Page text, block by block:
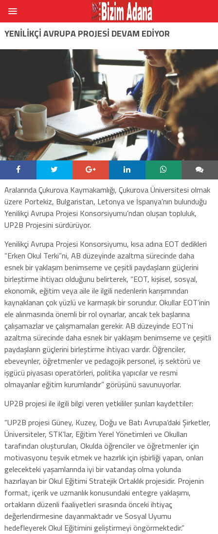
YENİLİKÇİ AVRUPA PROJESİ DEVAM EDİYOR
Aralarında Çukurova Kaymakamlığı, Çukurova Üniversitesi olmak
üzere Portekiz, Bulgaristan, Letonya ve İspanya’nın bulunduğu
Yenilikçi Avrupa Projesi Konsorsiyumu’ndan oluşan topluluk,
UP2B Projesini sürdürüyor.
Yenilikçi Avrupa Projesi Konsorsiyumu, kısa adına EOT dedikleri
“Erken Okul Terki”ni, AB düzeyinde azaltma sürecinde daha
esnek bir yaklaşım benimseme ve çeşitli paydaşların güçlerini
birleştirme ihtiyacı olduğunu belirterek, “EOT, kişisel, sosyal,
ekonomik, eğitim veya aile ile ilgili nedenlerin karışımından
kaynaklanan çok yüzlü ve karmaşık bir sorundur. Okullar EOT’inin
ele alınmasında önemli bir rol oynarlar, ancak tek başlarına
çalışamazlar ve çalışmamaları gerekir. AB düzeyinde EOT’ni
azaltma sürecinde daha esnek bir yaklaşım benimseme ve çeşitli
paydaşların güçlerini birleştirme ihtiyacı vardır. Öğrenciler,
ebeveynler, öğretmenler ve pedagojik personel, iş sektörü ve
işgücü piyasası operatörleri, politika yapıcılar ve resmi
olmayanlar eğitim kurumlarıdır” görüşünü savunuyorlar.
UP2B projesi ile ilgili bilgi veren yetkililer şunları kaydettiler:
“UP2B projesi Güney, Kuzey, Doğu ve Batı Avrupa’daki Şirketler,
Üniversiteler, STK’lar, Eğitim Yerel Yönetimleri ve Okulları
tarafından oluşturulan, Okulda öğrenciler ve öğretmenler için
motivasyonu teşvik etmek ve hazırlık için işbirliği yapan, onları
gelecekteki yaşamlarında iyi bir vatandaş olma yolunda
hazırlayan bir Okul Eğitimi Stratejik Ortaklık projesidir. Projenin
format, içerik ve uzmanlık konusundaki entegre yaklaşımı,
ortakların düzenli faaliyetleri sırasında önceki ihtiyaç
değerlendirmesine dayanmaktadır ve Sosyal Uyumu
hedefleyerek Okul Eğitimini geliştirmeyi öngörmektedir.”